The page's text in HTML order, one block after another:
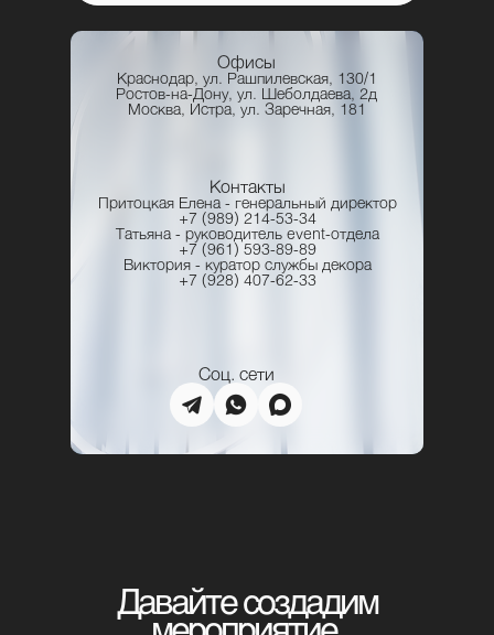
Соц. сети
Контакты
Притоцкая Елена - генеральный директор
+7 (989) 214-53-34
Татьяна - руководитель event-отдела
+7 (961) 593-89-89
Виктория - куратор службы декора
+7 (928) 407‑62‑33‬
Офисы
Краснодар, ул. Рашпилевская, 130/1
Ростов-на-Дону, ул. Шеболдаева, 2д
Москва, Истра, ул. Заречная, 181
Давайте создадим